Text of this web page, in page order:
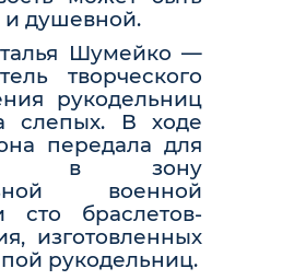
и душевной.
Шумейко —
творческого
рукодельниц
слепых. В ходе
передала для
в зону
военной
сто браслетов-
изготовленных
рукодельниц.